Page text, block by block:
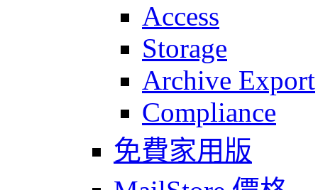
Access
Storage
Archive Export
Compliance
免費家用版